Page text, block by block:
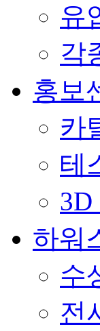
유
각
홍보
카
테
3D
하워
수
전